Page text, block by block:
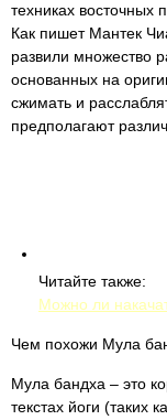
техниках восточных
Как пишет Мантек
развили множество
основанных на
сжимать и
предполагают
Читайте также:
Можно ли
Чем похожи Мула
Мула бандха – это
текстах йоги (таких